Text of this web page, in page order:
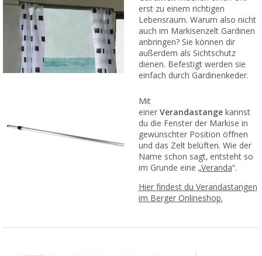
erst zu einem richtigen
Lebensraum. Warum also nicht
auch im Markisenzelt Gardinen
anbringen? Sie können dir
außerdem als Sichtschutz
dienen. Befestigt werden sie
einfach durch Gardinenkeder.
Mit
einer Verandastangekannst
du die Fenster der Markise in
gewünschter Position öffnen
und das Zelt belüften. Wie der
Name schon sagt, entsteht so
im Grunde eine „Veranda“.
Hier findest du Verandastangen
im Berger Onlineshop.